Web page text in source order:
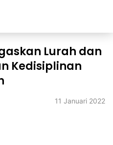
Lurah dan
Kedisiplinan
11 Januari 2022